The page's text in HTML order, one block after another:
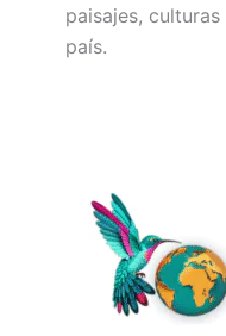
paisajes,
país.